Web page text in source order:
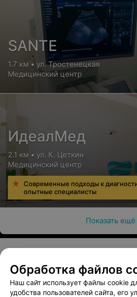
SANTE
1.7 км • ул. Тростенецкая
Медицинский центр
ИдеалМед
2.1 км • ул. К. Цеткин
Медицинский центр
Современные подходы к
опытные специалисты
Показать ещё
О проекте Новости проекта
Медицинский маркетинг
Обработка файлов
Наш сайт использует файлы cookie
удобства пользователей сайта, его